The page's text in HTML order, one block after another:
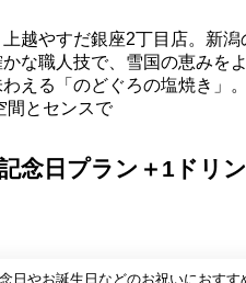
越やすだ銀座2丁目店。新
な職人技で、雪国の恵みを
える「のどぐろの塩焼き」
間とセンスで
念日プラン＋1ドリ
日やお誕生日などのお祝いにおす